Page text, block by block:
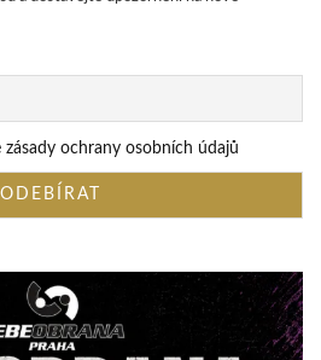
ochrany osobních údajů